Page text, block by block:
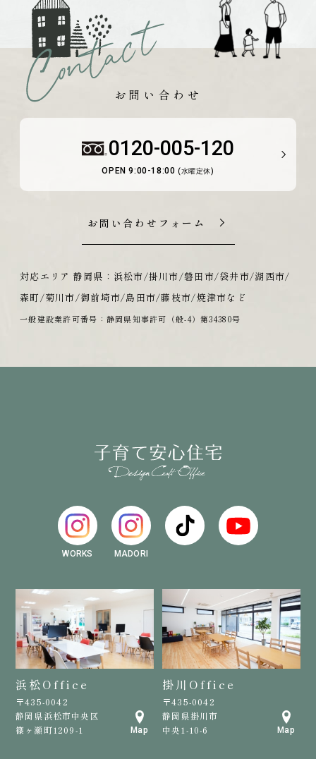
お問い合わせ
0120-005-120
OPEN 9:00-18:00 (水曜定休)
お問い合わせフォーム
対応エリア 静岡県：浜松市/掛川市/磐田市/袋井市/湖西市/
森町/菊川市/御前埼市/島田市/藤枝市/焼津市など
一般建設業許可番号：静岡県知事許可（般-4）第34380号
WORKS MADORI
浜松Office
〒435-0042
静岡県浜松市中央区
篠ヶ瀬町1209-1
Map
掛川Office
〒435-0042
静岡県掛川市
中央1-10-6
Map